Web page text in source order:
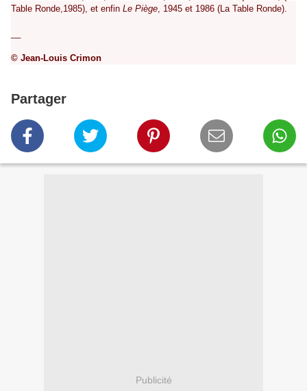
Table Ronde,1985), et enfin Le Piège, 1945 et 1986 (La Table Ronde).
© Jean-Louis Crimon
Partager
Publicité